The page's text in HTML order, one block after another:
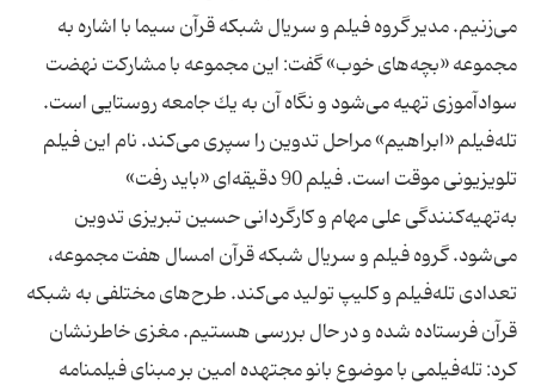
می‌زنیم. مدیر گروه فیلم و سریال شبكه قرآن سیما با اشاره به
مجموعه «بچه‌های خوب» گفت: این مجموعه با مشاركت نهضت
سوادآموزی تهیه می‌شود و نگاه آن به یك جامعه روستایی است.
تله‌فیلم «ابراهیم» مراحل تدوین را سپری می‌كند. نام این فیلم
تلویزیونی موقت است. فیلم 90 دقیقه‌ای «باید رفت»
به‌تهیه‌كنندگی علی مهام و كارگردانی حسین تبریزی تدوین
می‌شود. گروه فیلم و سریال شبكه قرآن امسال هفت مجموعه،
تعدادی تله‌فیلم و كلیپ تولید می‌كند. طرح‌های مختلفی به شبكه
قرآن فرستاده شده و در حال بررسی هستیم. مغزی خاطرنشان
كرد: تله‌فیلمی با موضوع بانو مجتهده امین بر مبنای فیلمنامه